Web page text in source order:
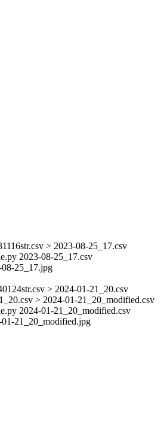
> 2023-08-25_17.csv
2023-08-25_17.csv
> 2024-01-21_20.csv
> 2024-01-21_20_modified.csv
2024-01-21_20_modified.csv
21_20_modified.jpg